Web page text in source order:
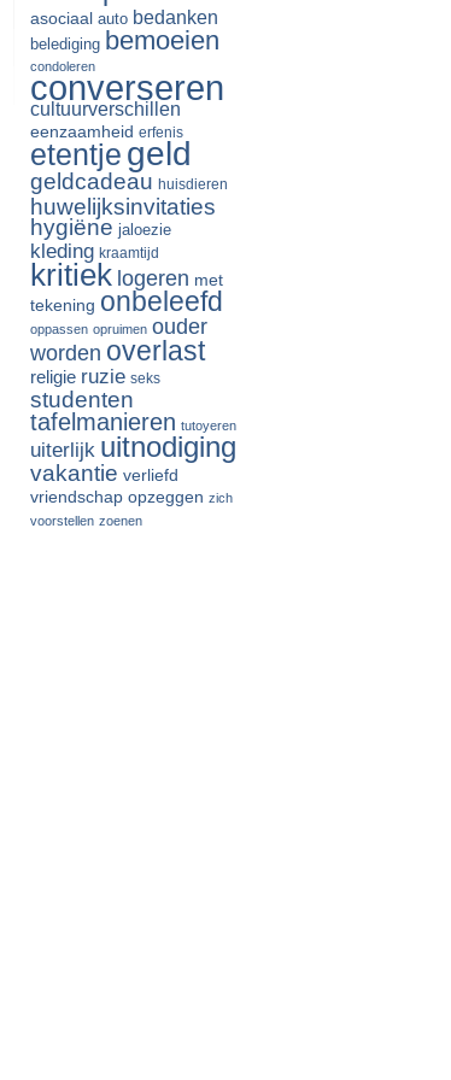
asociaal auto bedanken
belediging bemoeien
condoleren
converseren
cultuurverschillen
eenzaamheid erfenis
etentje geld
geldcadeau huisdieren
huwelijksinvitaties
hygiëne jaloezie
kleding kraamtijd
kritiek logeren met
tekening onbeleefd
oppassen opruimen ouder
worden overlast
religie ruzie seks
studenten
tafelmanieren tutoyeren
uiterlijk uitnodiging
vakantie verliefd
vriendschap opzeggen zich
voorstellen zoenen